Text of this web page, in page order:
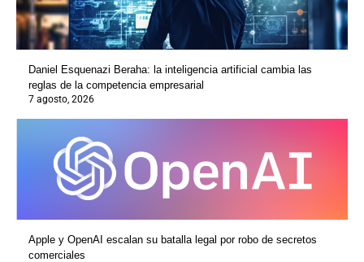
Daniel Esquenazi Beraha: la inteligencia artificial cambia las
reglas de la competencia empresarial
7 agosto, 2026
Apple y OpenAI escalan su batalla legal por robo de secretos
comerciales